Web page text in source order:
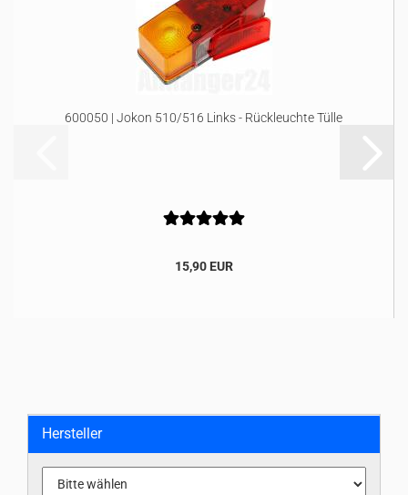
600050 | Jokon 510/516 Links - Rückleuchte Tülle
15,90 EUR
Hersteller